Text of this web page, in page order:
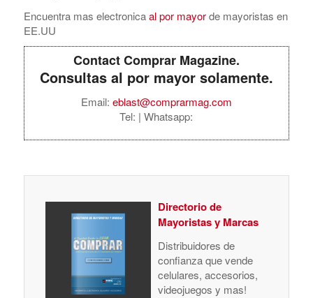
Encuentra mas electronicaal por mayorde mayoristas en
EE.UU
Contact Comprar Magazine.
Consultas al por mayor solamente.
Email: eblast@comprarmag.com
Tel: | Whatsapp:
Directorio de
Mayoristas y Marcas
Distribuidores de
confianza que vende
celulares, accesorios,
videojuegos y mas!